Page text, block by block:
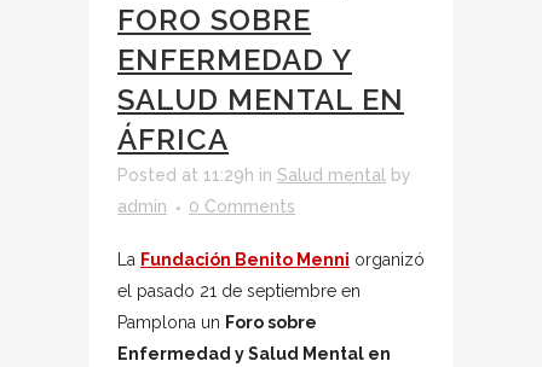
FORO SOBRE
ENFERMEDAD Y
SALUD MENTAL EN
ÁFRICA
Posted at 11:29h in Salud mental
by
admin
0 Comments
La Fundación Benito Menni organizó
el pasado 21 de septiembre en
Pamplona un Foro sobre
Enfermedad y Salud Mental en